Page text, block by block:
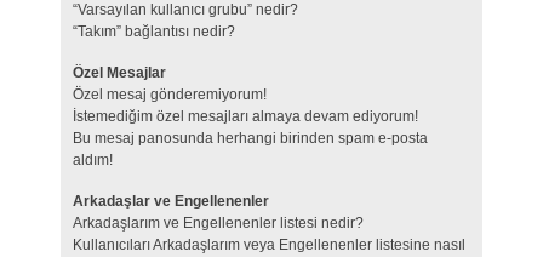
“Varsayılan kullanıcı grubu” nedir?
“Takım” bağlantısı nedir?
Özel Mesajlar
Özel mesaj gönderemiyorum!
İstemediğim özel mesajları almaya devam ediyorum!
Bu mesaj panosunda herhangi birinden spam e-posta
aldım!
Arkadaşlar ve Engellenenler
Arkadaşlarım ve Engellenenler listesi nedir?
Kullanıcıları Arkadaşlarım veya Engellenenler listesine nasıl